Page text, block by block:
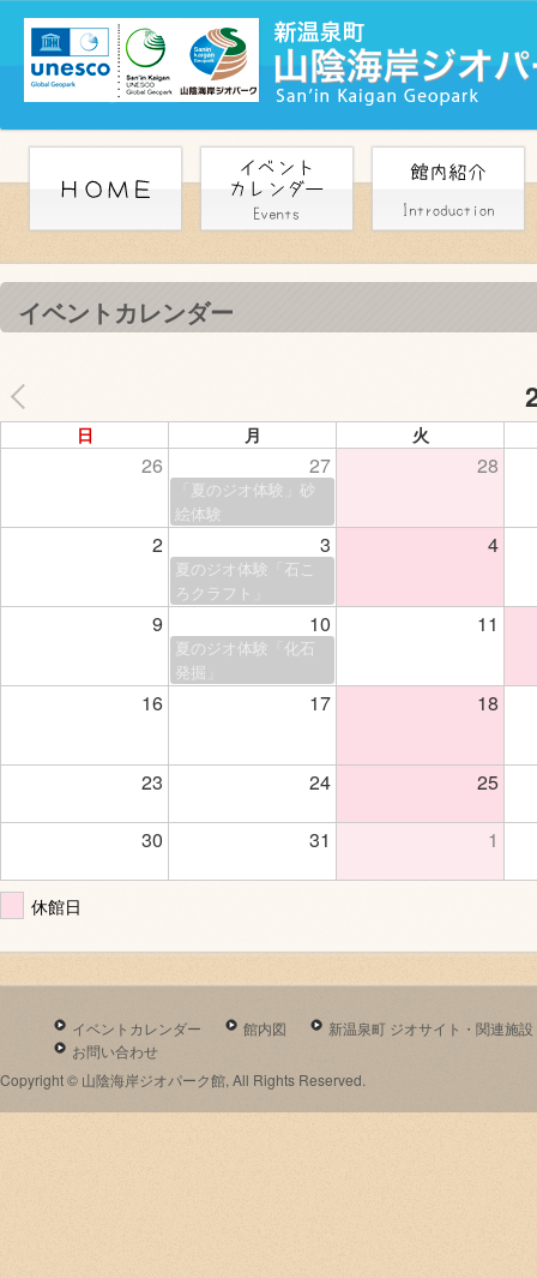
イベントカレンダー
日 月 火
26 27 28
「夏のジオ体験」砂
絵体験
2 3 4
夏のジオ体験「石こ
ろクラフト」
9 10 11
夏のジオ体験「化石
発掘」
16 17 18
23 24 25
30 31 1
休館日
イベントカレンダー 館内図
新温泉町 ジオサイト・関連施設
お問い合わせ
Copyright © 山陰海岸ジオパーク館, All Rights Reserved.